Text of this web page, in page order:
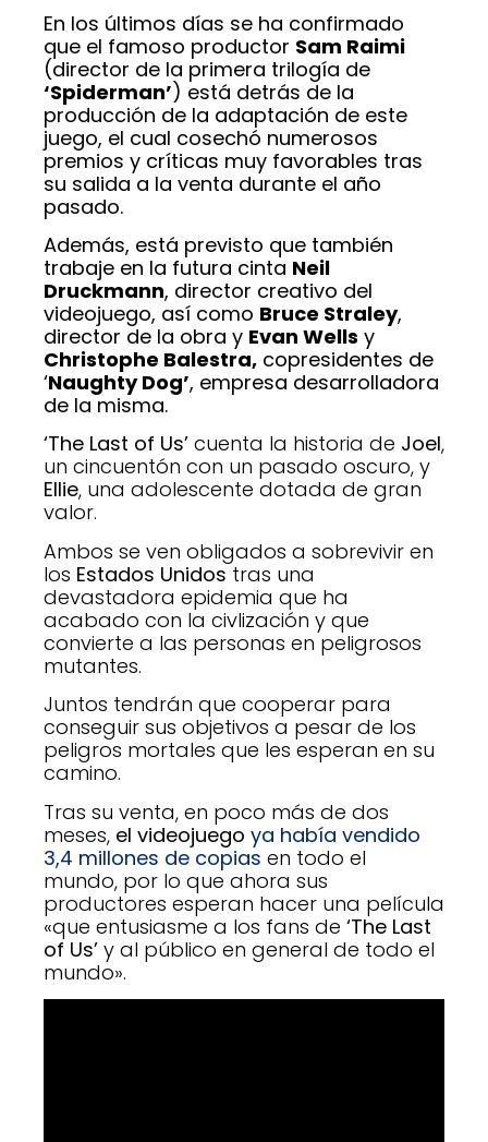
En los últimos días se ha confirmado
que el famoso productor Sam Raimi
(director de la primera trilogía de
‘Spiderman’) está detrás de la
producción de la adaptación de este
juego, el cual cosechó numerosos
premios y críticas muy favorables tras
su salida a la venta durante el año
pasado.
Además, está previsto que también
trabaje en la futura cinta Neil
Druckmann, director creativo del
videojuego, así como Bruce Straley,
director de la obra y Evan Wells y
Christophe Balestra, copresidentes de
‘Naughty Dog’, empresa desarrolladora
de la misma.
‘The Last of Us’ cuenta la historia de Joel,
un cincuentón con un pasado oscuro, y
Ellie, una adolescente dotada de gran
valor.
Ambos se ven obligados a sobrevivir en
los Estados Unidos tras una
devastadora epidemia que ha
acabado con la civlización y que
convierte a las personas en peligrosos
mutantes.
Juntos tendrán que cooperar para
conseguir sus objetivos a pesar de los
peligros mortales que les esperan en su
camino.
Tras su venta, en poco más de dos
meses, el videojuego ya había vendido
3,4 millones de copias en todo el
mundo, por lo que ahora sus
productores esperan hacer una película
«que entusiasme a los fans de ‘The Last
of Us’ y al público en general de todo el
mundo».